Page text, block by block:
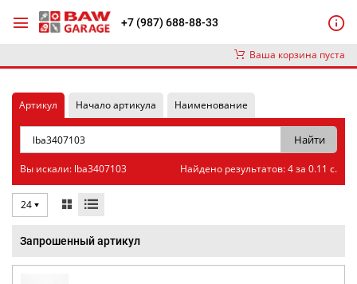
+7 (987) 688-88-33
Ваша корзина пуста
Артикул Начало артикула Наименование
Вы искали: lba3407103 Найдено результатов: 4 за 0.11 с.
24
Запрошенный артикул